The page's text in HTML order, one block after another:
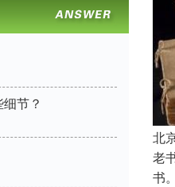
节？
北
老
书